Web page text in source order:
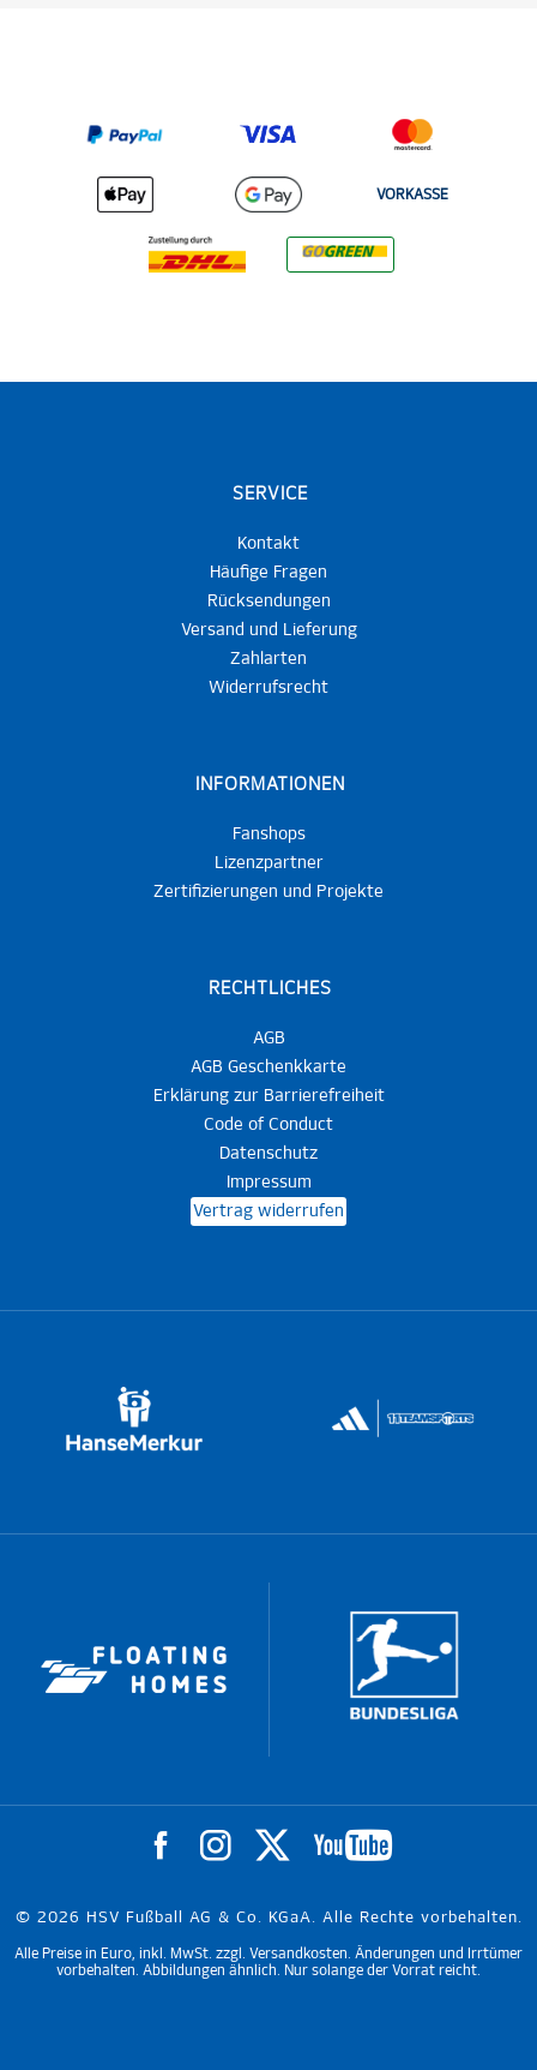
VORKASSE
SERVICE
Kontakt
Häufige Fragen
Rücksendungen
Versand und Lieferung
Zahlarten
Widerrufsrecht
INFORMATIONEN
Fanshops
Lizenzpartner
Zertifizierungen und Projekte
RECHTLICHES
AGB
AGB Geschenkkarte
Erklärung zur Barrierefreiheit
Code of Conduct
Datenschutz
Impressum
Vertrag widerrufen
© 2026 HSV Fußball AG & Co. KGaA. Alle Rechte vorbehalten.
Alle Preise in Euro, inkl. MwSt. zzgl. Versandkosten. Änderungen und Irrtümer
vorbehalten. Abbildungen ähnlich. Nur solange der Vorrat reicht.